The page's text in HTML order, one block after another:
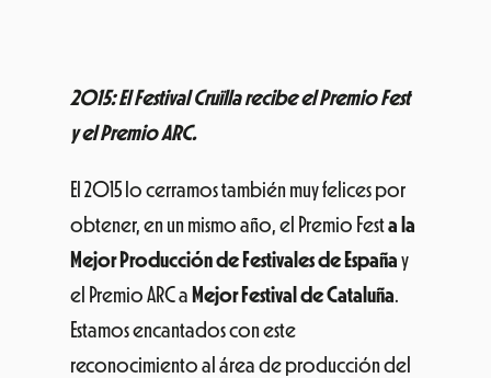
2015: El Festival Cruïlla recibe el Premio Fest
y el Premio ARC.
El 2015 lo cerramos también muy felices por
obtener, en un mismo año, el Premio Festa la
Mejor Producción de Festivales de España y
el Premio ARC a Mejor Festival de Cataluña.
Estamos encantados con este
reconocimiento al área de producción del